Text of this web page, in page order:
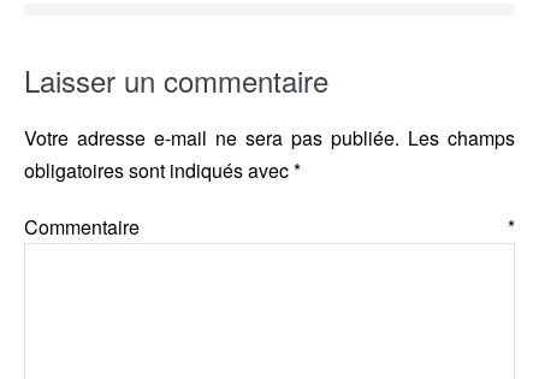
Laisser un commentaire
Votre adresse e-mail ne sera pas publiée. Les champs
obligatoires sont indiqués avec*
Commentaire *